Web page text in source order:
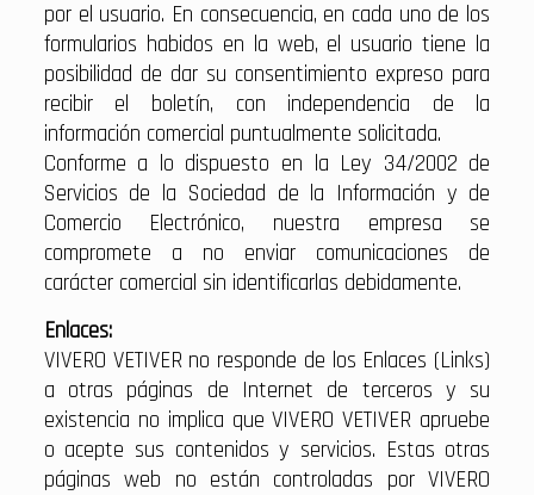
por el usuario. En consecuencia, en cada uno de los
formularios habidos en la web, el usuario tiene la
posibilidad de dar su consentimiento expreso para
recibir el boletín, con independencia de la
información comercial puntualmente solicitada.
Conforme a lo dispuesto en la Ley 34/2002 de
Servicios de la Sociedad de la Información y de
Comercio Electrónico, nuestra empresa se
compromete a no enviar comunicaciones de
carácter comercial sin identificarlas debidamente.
Enlaces:
VIVERO VETIVER no responde de los Enlaces (Links)
a otras páginas de Internet de terceros y su
existencia no implica que VIVERO VETIVER apruebe
o acepte sus contenidos y servicios. Estas otras
páginas web no están controladas por VIVERO